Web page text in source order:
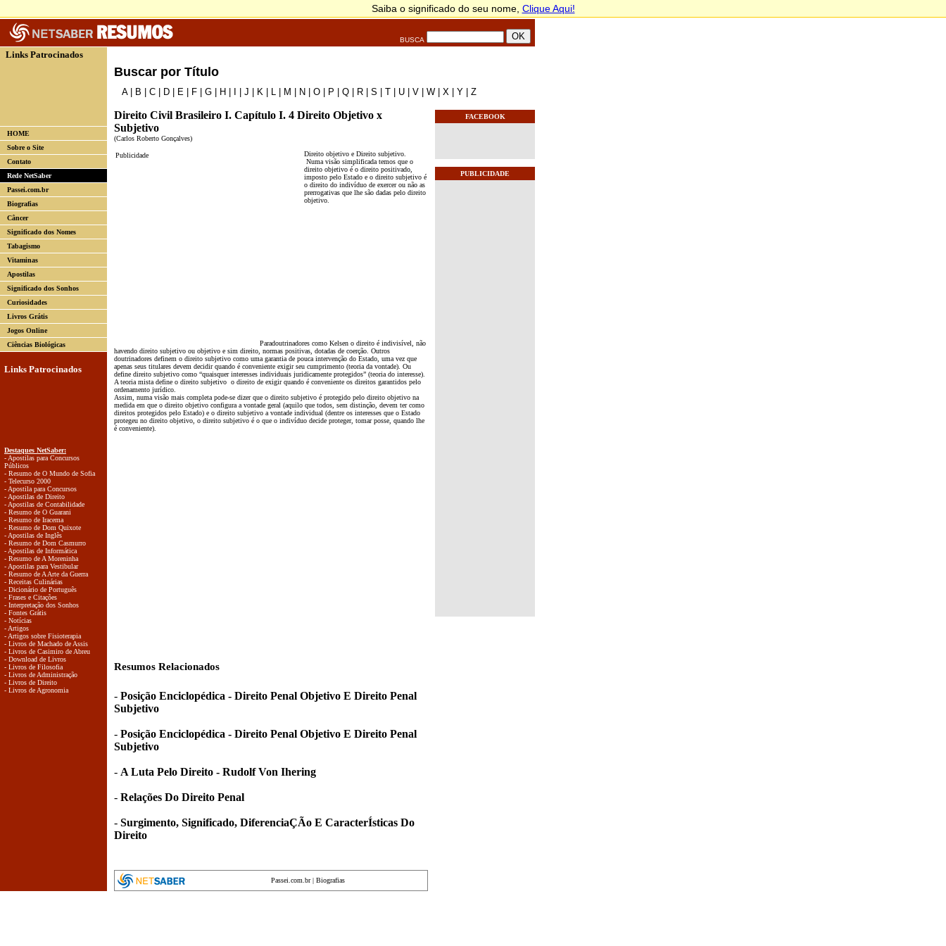
BUSCA
Links Patrocinados
HOME
Sobre o Site
Contato
Rede NetSaber
Passei.com.br
Biografias
Câncer
Significado dos Nomes
Tabagismo
Vitaminas
Apostilas
Significado dos Sonhos
Curiosidades
Livros Grátis
Jogos Online
Ciências Biológicas
Links Patrocinados
Destaques NetSaber:
- Apostilas para Concursos
Públicos
- Resumo de O Mundo de Sofia
- Telecurso 2000
- Apostila para Concursos
- Apostilas de Direito
- Apostilas de Contabilidade
- Resumo de O Guarani
- Resumo de Iracema
- Resumo de Dom Quixote
- Apostilas de Inglês
- Resumo de Dom Casmurro
- Apostilas de Informática
- Resumo de A Moreninha
- Apostilas para Vestibular
- Resumo de A Arte da Guerra
- Receitas Culinárias
- Dicionário de Português
- Frases e Citações
- Interpretação dos Sonhos
- Fontes Grátis
- Notícias
- Artigos
- Artigos sobre Fisioterapia
- Livros de Machado de Assis
- Livros de Casimiro de Abreu
- Download de Livros
- Livros de Filosofia
- Livros de Administração
- Livros de Direito
- Livros de Agronomia
Buscar por Título
A| B C D E F G H J K L M N O P Q R S T U V W X Y Z
Direito Civil Brasileiro I. Capítulo I. 4 Direito Objetivo x
Subjetivo
(Carlos Roberto Gonçalves)
Publicidade
Direito objetivo e Direito subjetivo.
Numa visão simplificada temos que o
direito objetivo é o direito positivado,
imposto pelo Estado e o direito subjetivo é
o direito do indivíduo de exercer ou não as
prerrogativas que lhe são dadas pelo direito
objetivo.
Paradoutrinadores como Kelsen o direito é indivisível, não
havendo direito subjetivo ou objetivo e sim direito, normas positivas, dotadas de coerção. Outros
doutrinadores definem o direito subjetivo como uma garantia de pouca intervenção do Estado, uma vez que
apenas seus titulares devem decidir quando é conveniente exigir seu cumprimento (teoria da vontade). Ou
define direito subjetivo como “quaisquer interesses individuais juridicamente protegidos” (teoria do interesse).
A teoria mista define o direito subjetivo o direito de exigir quando é conveniente os direitos garantidos pelo
ordenamento jurídico.
Assim, numa visão mais completa pode-se dizer que o direito subjetivo é protegido pelo direito objetivo na
medida em que o direito objetivo configura a vontade geral (aquilo que todos, sem distinção, devem ter como
direitos protegidos pelo Estado) e o direito subjetivo a vontade individual (dentre os interesses que o Estado
protegeu no direito objetivo, o direito subjetivo é o que o indivíduo decide proteger, tomar posse, quando lhe
é conveniente).
Resumos Relacionados
- Posição Enciclopédica - Direito Penal Objetivo E Direito Penal
Subjetivo
- Posição Enciclopédica - Direito Penal Objetivo E Direito Penal
Subjetivo
- A Luta Pelo Direito - Rudolf Von Ihering
- Relações Do Direito Penal
- Surgimento, Significado, DiferenciaÇÃo E CaracterÍsticas Do
Direito
Passei.com.br| Biografias
FACEBOOK
PUBLICIDADE